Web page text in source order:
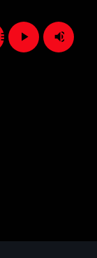
menu play_arrow volume_up